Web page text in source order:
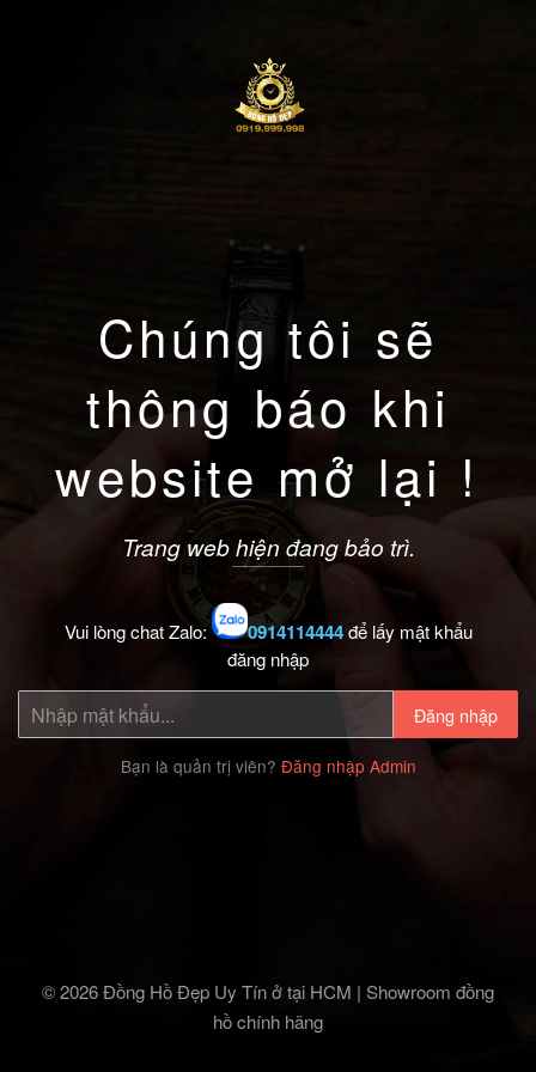
Chúng tôi sẽ
thông báo khi
website mở lại !
Trang web hiện đang bảo trì.
Vui lòng chat Zalo: 0914114444để lấy mật khẩu
đăng nhập
Đăng nhập
Bạn là quản trị viên? Đăng nhập Admin
© 2026 Đồng Hồ Đẹp Uy Tín ở tại HCM | Showroom đồng
hồ chính hãng‎